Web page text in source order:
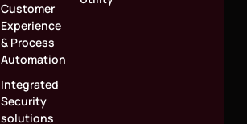
Customer
Experience
& Process
Automation
Integrated
Security
solutions